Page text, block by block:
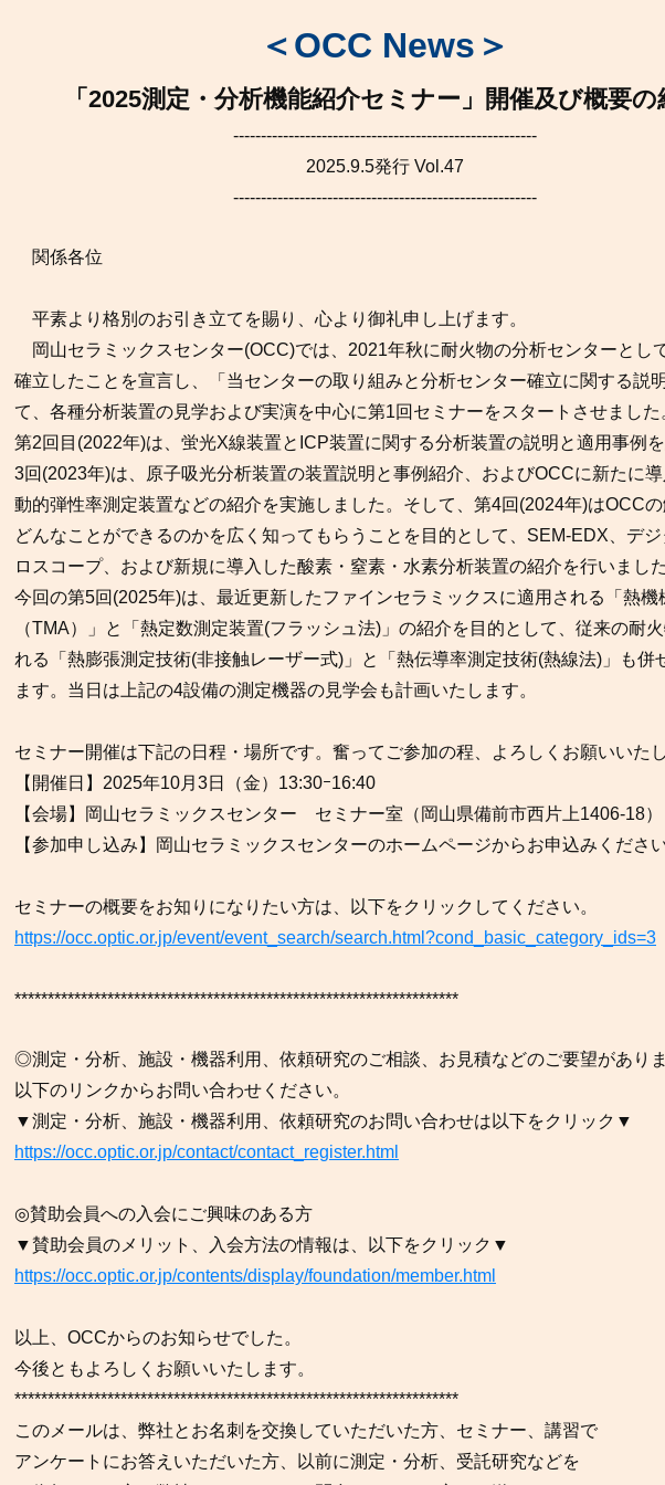
＜OCC News＞
「2025測定・分析機能紹介セミナー」開催及び概要の
-------------------------------------------------------
2025.9.5発行 Vol.47
-------------------------------------------------------
関係各位
平素より格別のお引き立てを賜り、心より御礼申し上げます。
岡山セラミックスセンター(OCC)では、2021年秋に耐火物の分析センターとし
確立したことを宣言し、「当センターの取り組みと分析センター確立に関する説
て、各種分析装置の見学および実演を中心に第1回セミナーをスタートさせました
第2回目(2022年)は、蛍光X線装置とICP装置に関する分析装置の説明と適用事例
3回(2023年)は、原子吸光分析装置の装置説明と事例紹介、およびOCCに新たに
動的弾性率測定装置などの紹介を実施しました。そして、第4回(2024年)はOCC
どんなことができるのかを広く知ってもらうことを目的として、SEM-EDX、デジ
ロスコープ、および新規に導入した酸素・窒素・水素分析装置の紹介を行いました
今回の第5回(2025年)は、最近更新したファインセラミックスに適用される「熱機
（TMA）」と「熱定数測定装置(フラッシュ法)」の紹介を目的として、従来の耐
れる「熱膨張測定技術(非接触レーザー式)」と「熱伝導率測定技術(熱線法)」も併
ます。当日は上記の4設備の測定機器の見学会も計画いたします。
セミナー開催は下記の日程・場所です。奮ってご参加の程、よろしくお願いいたし
【開催日】2025年10月3日（金）13:30ｰ16:40
【会場】岡山セラミックスセンター セミナー室（岡山県備前市西片上1406-18）
【参加申し込み】岡山セラミックスセンターのホームページからお申込みください
セミナーの概要をお知りになりたい方は、以下をクリックしてください。
https://occ.optic.or.jp/event/event_search/search.html?cond_basic_category_ids=3
*******************************************************************
◎測定・分析、施設・機器利用、依頼研究のご相談、お見積などのご要望がありま
以下のリンクからお問い合わせください。
▼測定・分析、施設・機器利用、依頼研究のお問い合わせは以下をクリック▼
https://occ.optic.or.jp/contact/contact_register.html
◎賛助会員への入会にご興味のある方
▼賛助会員のメリット、入会方法の情報は、以下をクリック▼
https://occ.optic.or.jp/contents/display/foundation/member.html
以上、OCCからのお知らせでした。
今後ともよろしくお願いいたします。
*******************************************************************
このメールは、弊社とお名刺を交換していただいた方、セミナー、講習で
アンケートにお答えいただいた方、以前に測定・分析、受託研究などを